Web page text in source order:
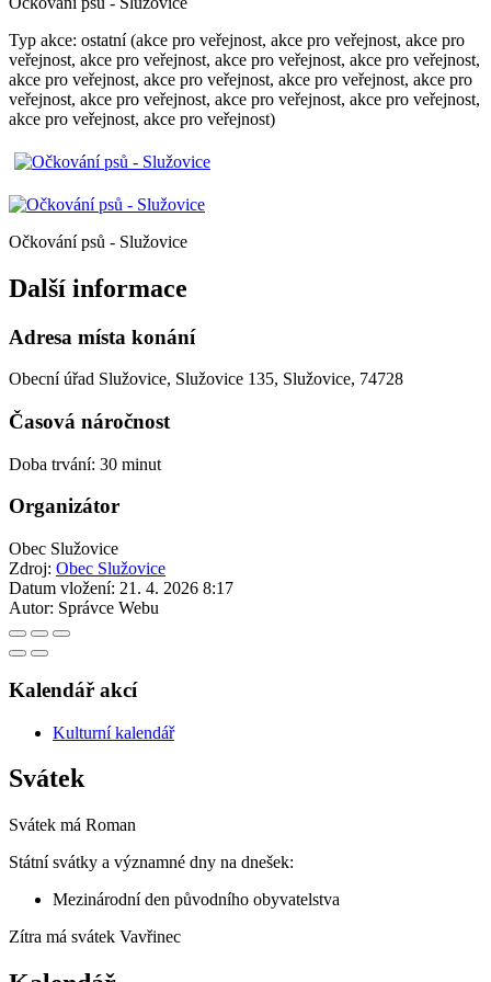
Typ akce: ostatní (akce pro veřejnost, akce pro veřejnost, akce pro
veřejnost, akce pro veřejnost, akce pro veřejnost, akce pro veřejnost,
akce pro veřejnost, akce pro veřejnost, akce pro veřejnost, akce pro
veřejnost, akce pro veřejnost, akce pro veřejnost, akce pro veřejnost,
akce pro veřejnost, akce pro veřejnost)
Očkování psů - Služovice
Další informace
Adresa místa konání
Obecní úřad Služovice, Služovice 135, Služovice, 74728
Časová náročnost
Doba trvání: 30 minut
Organizátor
Obec Služovice
Zdroj: Obec Služovice
Datum vložení: 21. 4. 2026 8:17
Autor: Správce Webu
Kalendář akcí
Kulturní kalendář
Svátek
Svátek má Roman
Státní svátky a významné dny na dnešek:
Mezinárodní den původního obyvatelstva
Zítra má svátek Vavřinec